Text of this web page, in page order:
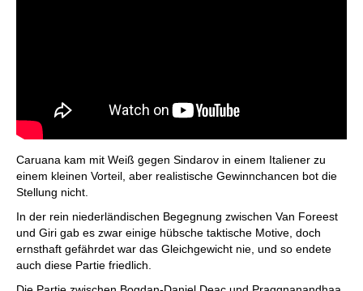
Caruana kam mit Weiß gegen Sindarov in einem Italiener zu
einem kleinen Vorteil, aber realistische Gewinnchancen bot die
Stellung nicht.
In der rein niederländischen Begegnung zwischen Van Foreest
und Giri gab es zwar einige hübsche taktische Motive, doch
ernsthaft gefährdet war das Gleichgewicht nie, und so endete
auch diese Partie friedlich.